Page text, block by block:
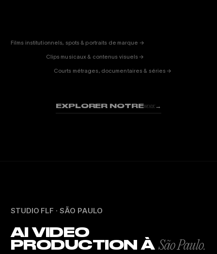
Films institutionnels, spots & portraits de marque →
Clips musicaux & contenus visuels →
FICTION
& DOC
Courts métrages, documentaires & séries →
EXPLORER NOTREWORK→
STUDIO FLF · SÃO PAULO
AI VIDEO
PRODUCTION ÀSão Paulo.